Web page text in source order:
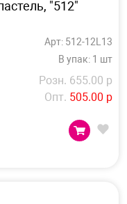
"512"
Арт: 512-12L13
В упак: 1 шт
Розн. 655.00 р
Опт. 505.00 р